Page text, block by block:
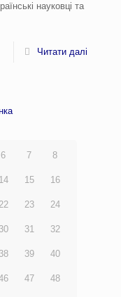
науковці та
Читати далі
6 7 8
14 15 16
23 24
30 31 32
38 39 40
47 48